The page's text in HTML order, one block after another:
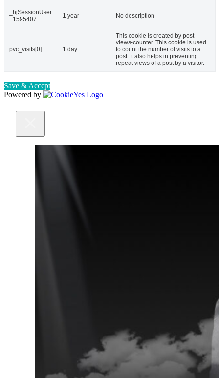
_hjSessionUser
_1595407
1 year No description
pvc_visits[0] 1 day
This cookie is created by post-
views-counter. This cookie is used
to count the number of visits to a
post. It also helps in preventing
repeat views of a post by a visitor.
Save & Accept
Powered by